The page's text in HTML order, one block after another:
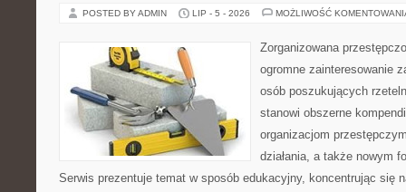
POSTED BY ADMIN LIP - 5 - 2026 MOŻLIWOŚĆ
Zorganizowana
ogromne zainteresowanie
osób poszukujących
stanowi obszerne
organizacjom
działania, a także nowym
Serwis prezentuje temat w sposób edukacyjny, koncentrując się